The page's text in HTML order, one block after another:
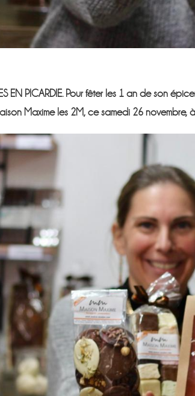
EN PICARDIE. Pour fêter les 1 an de son
Maxime les 2M, ce samedi 26 novembre,